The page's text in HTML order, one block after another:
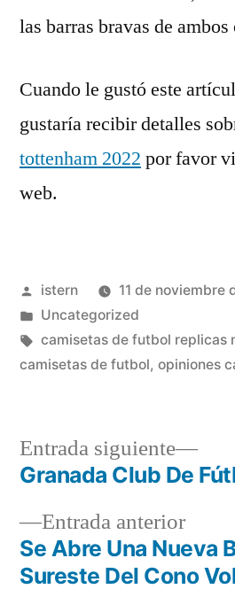
las barras bravas de ambos
Cuando le gustó este
gustaría recibir detalles
tottenham 2022 por favor
web.
Publicado
por
istern
11 de noviembre
Publicado
en
Uncategorized
Etiquetas:
camisetas de futbol replicas
camisetas de futbol, opiniones
Navegación
de
entradas
Entrada anterior
Se Abre Una Nueva
Sureste Del Cono
Entrada siguiente
Granada Club De